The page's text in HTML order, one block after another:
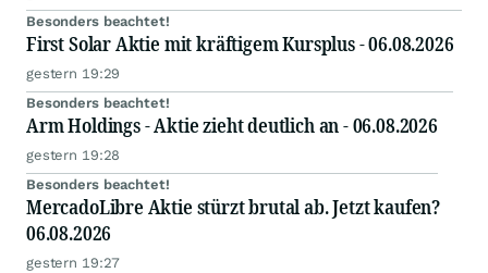
Besonders beachtet!
First Solar Aktie mit kräftigem Kursplus - 06.08.2026
gestern 19:29
Besonders beachtet!
Arm Holdings - Aktie zieht deutlich an - 06.08.2026
gestern 19:28
Besonders beachtet!
MercadoLibre Aktie stürzt brutal ab. Jetzt kaufen?
06.08.2026
gestern 19:27